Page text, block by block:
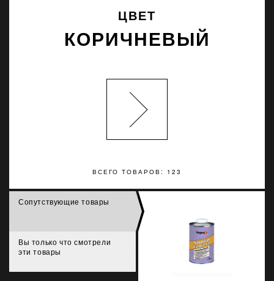
ВСЕГО ТОВАРОВ: 123
ЦВЕТ
КОРИЧНЕВЫЙ
Сопутствующие товары
Вы только что смотрели
эти товары